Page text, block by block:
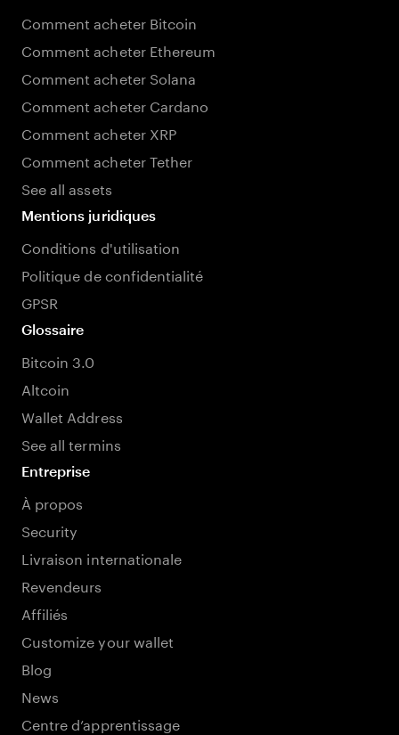
Comment acheter Bitcoin
Comment acheter Ethereum
Comment acheter Solana
Comment acheter Cardano
Comment acheter XRP
Comment acheter Tether
See all assets
Mentions juridiques
Conditions d'utilisation
Politique de confidentialité
GPSR
Glossaire
Bitcoin 3.0
Altcoin
Wallet Address
See all termins
Entreprise
À propos
Security
Livraison internationale
Revendeurs
Affiliés
Customize your wallet
Blog
News
Centre d’apprentissage